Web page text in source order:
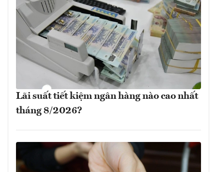
Lãi suất tiết kiệm ngân hàng nào cao nhất
tháng 8/2026?